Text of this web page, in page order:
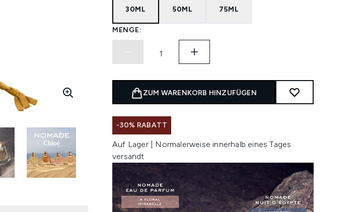
30ML 50ML 75ML
MENGE:
ZUM WARENKORB HINZUFÜGEN
-30% RABATT
Auf Lager | Normalerweise innerhalb eines Tages
versandt